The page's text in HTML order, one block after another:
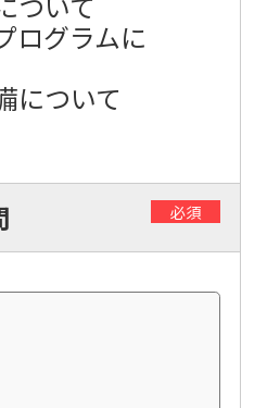
ログラムに
について
必須
the
original
content.
understand